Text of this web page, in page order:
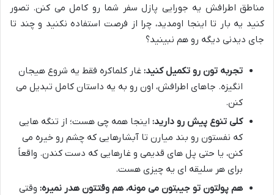
مناطق اطرافش یه جورایی پازل سفر شما رو کامل می کنن. تصور
کنید یه بار تا اینجا اومدید، چرا از فرصت استفاده نکنید و چند تا
جای دیدنی دیگه رو هم نبینید؟
تجربه تون رو تکمیل کنید: غار کلماکره فقط یه شروع هیجان
انگیزه. جاهای اطرافش، اون رو به یه داستان کامل تبدیل می
کنن.
کلی تنوع پیش رو دارید: اینجا همه چی هست؛ از تنگه هایی
که نفستون رو بند میارن تا آبشارهایی که چشم رو خیره می
کنن، یا حتی پل های قدیمی و غارهایی که دست کندن. واقعاً
برای هر سلیقه ای یه چیزی هست.
هم پولتون تو جیبتون می مونه، هم وقتتون هدر نمیره: وقتی